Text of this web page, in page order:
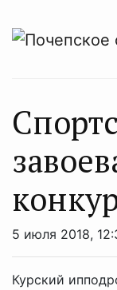
5 июля 2018,
Курский